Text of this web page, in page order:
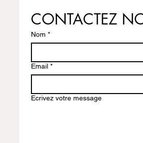
CONTACTEZ
Nom *
Email *
Ecrivez votre message